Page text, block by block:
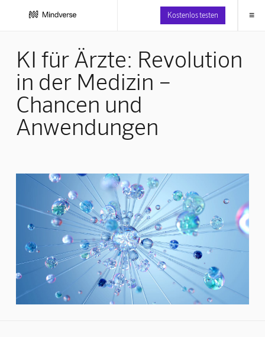
Kostenlos testen ≡
KI für Ärzte: Revolution
in der Medizin –
Chancen und
Anwendungen